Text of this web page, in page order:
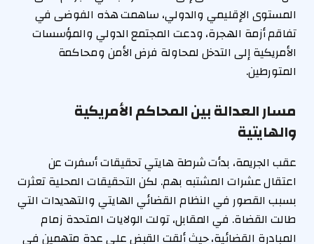
المستوى الإقليمي والدولي، ساهمت هذه الفوضى في
تفاقم أزمة الهجرة، ودعت المجتمع الدولي والمؤسسات
الأمريكية إلى التدخل لمحاولة فرض الأمن ومحاكمة
المتورطين.
مسار العدالة بين المحاكم الأمريكية
والهايتية
عقب الجريمة، بدأت شرطة هايتي تحقيقات أسفرت عن
اعتقال عشرات المشتبه بهم. لكن التحقيقات المحلية تعثرت
بسبب القصور في النظام القضائي الهايتي والتهديدات التي
طالت القضاة. في المقابل، تولت الولايات المتحدة زمام
المبادرة القضائية، حيث ألقت القبض على عدة متهمين في